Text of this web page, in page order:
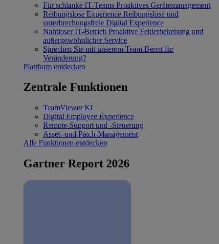
Für schlanke IT‐Teams Proaktives Gerätemanagement
Reibungslose Experience Reibungslose und
unterbrechungsfreie Digital Experience
Nahtloser IT-Betrieb Proaktive Fehlerbehebung und
außergewöhnlicher Service
Sprechen Sie mit unserem Team Bereit für
Veränderung?
Plattform entdecken
Zentrale Funktionen
TeamViewer KI
Digital Employee Experience
Remote-Support und -Steuerung
Asset- und Patch-Management
Alle Funktionen entdecken
Gartner Report 2026